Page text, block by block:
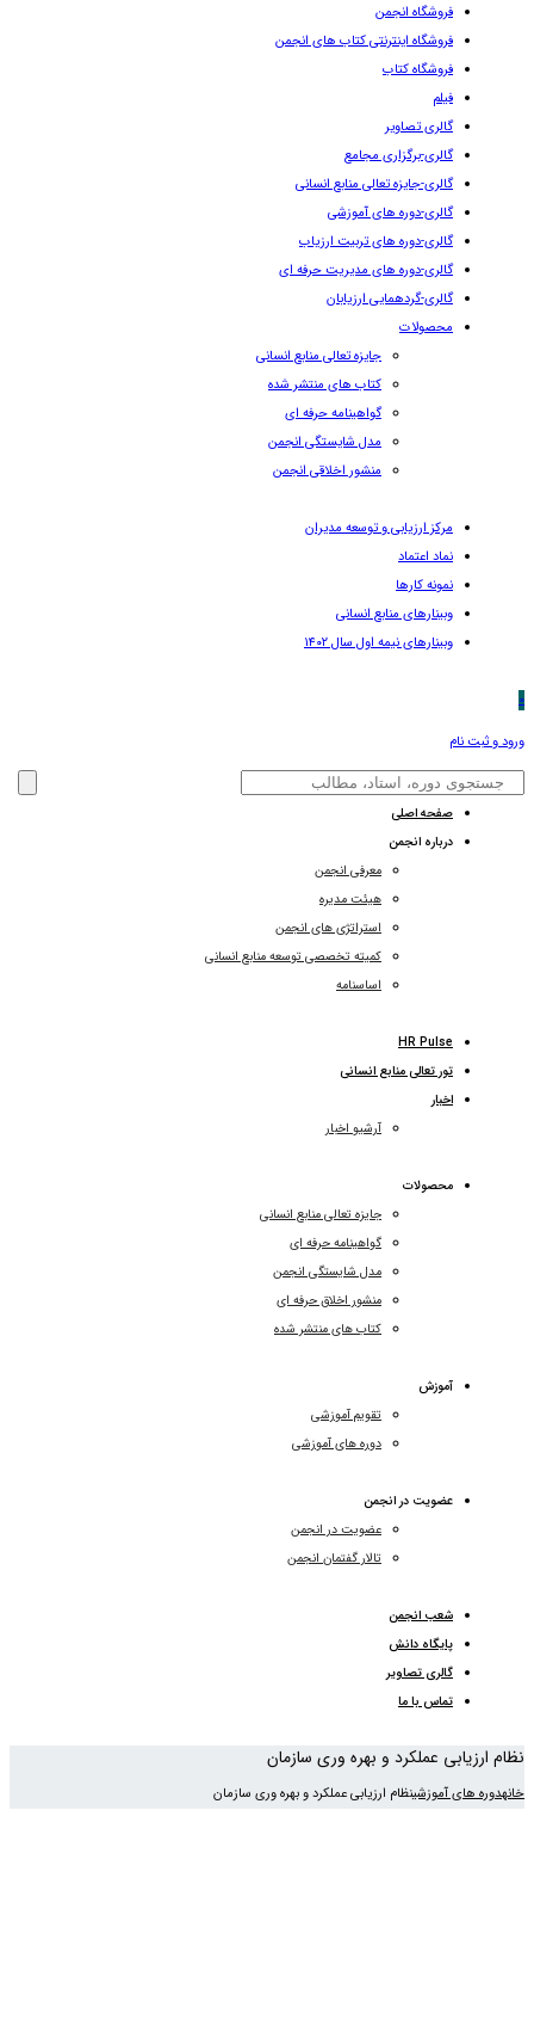
فروشگاه انجمن
فروشگاه اینترنتی کتاب های انجمن
فروشگاه کتاب
فیلم
گالری تصاویر
گالری-برگزاری مجامع
گالری-جایزه تعالی منابع انسانی
گالری-دوره های آموزشی
گالری-دوره های تربیت ارزیاب
گالری-دوره های مدیریت حرفه ای
گالری-گردهمایی ارزیابان
محصولات
جایزه تعالی منابع انسانی
کتاب های منتشر شده
گواهینامه حرفه ای
مدل شایستگی انجمن
منشور اخلاقی انجمن
مرکز ارزیابی و توسعه مدیران
نماد اعتماد
نمونه کارها
وبینارهای منابع انسانی
وبینارهای نیمه اول سال ۱۴۰۲
0
ورود و ثبت نام
صفحه اصلی
درباره انجمن
معرفی انجمن
هیئت مدیره
استراتژی های انجمن
کمیته تخصصی توسعه منابع انسانی
اساسنامه
HR Pulse
تور تعالی منابع انسانی
اخبار
آرشیو اخبار
محصولات
جایزه تعالی منابع انسانی
گواهینامه حرفه ای
مدل شایستگی انجمن
منشور اخلاق حرفه ای
کتاب های منتشر شده
آموزش
تقویم آموزشی
دوره های آموزشی
عضویت در انجمن
عضویت در انجمن
تالار گفتمان انجمن
شعب انجمن
پایگاه دانش
گالری تصاویر
تماس با ما
نظام ارزيابی عملکرد و بهره وری سازمان
خانهدوره های آموزشینظام ارزیابی عملکرد و بهره وری سازمان